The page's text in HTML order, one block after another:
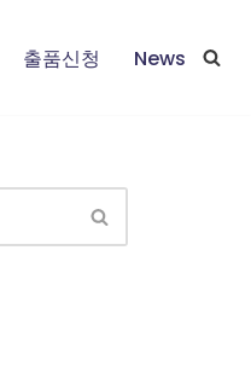
출품신청 News